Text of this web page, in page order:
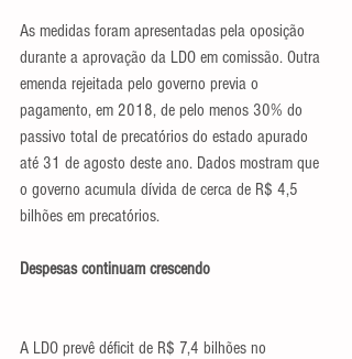
As medidas foram apresentadas pela oposição
durante a aprovação da LDO em comissão. Outra
emenda rejeitada pelo governo previa o
pagamento, em 2018, de pelo menos 30% do
passivo total de precatórios do estado apurado
até 31 de agosto deste ano. Dados mostram que
o governo acumula dívida de cerca de R$ 4,5
bilhões em precatórios.
Despesas continuam crescendo
A LDO prevê déficit de R$ 7,4 bilhões no